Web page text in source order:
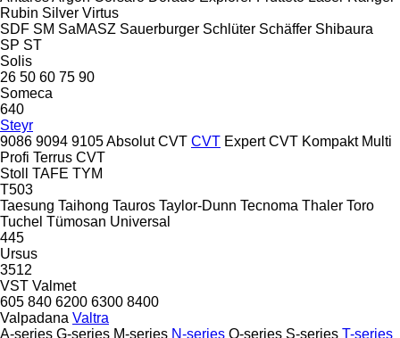
Rubin Silver Virtus
SDF SM SaMASZ Sauerburger Schlüter Schäffer Shibaura
SP ST
Solis
26 50 60 75 90
Someca
640
Steyr
9086 9094 9105Absolut CVT CVT Expert CVT Kompakt Multi
Profi Terrus CVT
Stoll
TAFE TYM
T503
Taesung Taihong Tauros Taylor-Dunn Tecnoma Thaler Toro
Tuchel Tümosan Universal
445
Ursus
3512
VST Valmet
605 840 6200 6300 8400
Valpadana Valtra
A-series G-series M-series N-series Q-series S-series T-series